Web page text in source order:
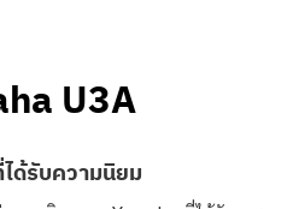
U3A
ด้รับความนิยม